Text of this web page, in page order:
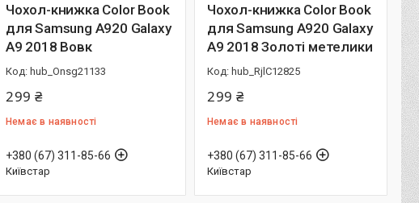
Чохол-книжка Color Book
для Samsung A920 Galaxy
A9 2018 Вовк
hub_Onsg21133
299 ₴
Немає в наявності
+380 (67) 311-85-66
Київстар
Чохол-книжка Color Book
для Samsung A920 Galaxy
A9 2018 Золоті метелики
hub_RjlC12825
299 ₴
Немає в наявності
+380 (67) 311-85-66
Київстар